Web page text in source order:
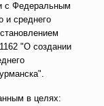
с Федеральным
и среднего
"О создании
в целях: